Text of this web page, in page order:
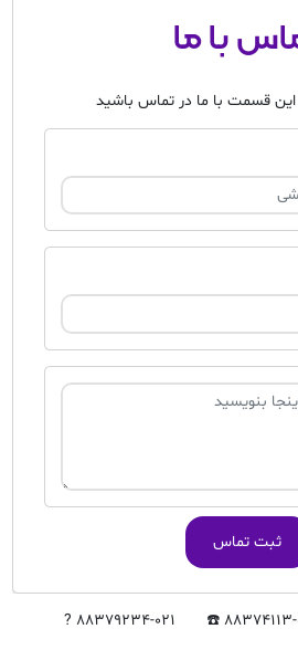
با ما
این قسمت با ما در تماس باشید
ثبت تماس
راه‌های ارتباطی با ما: ۰۲۱-۸۸۳۷۴۱۱۳ ☎️ ۰۲۱-۸۸۳۷۹۲۳۴ ?